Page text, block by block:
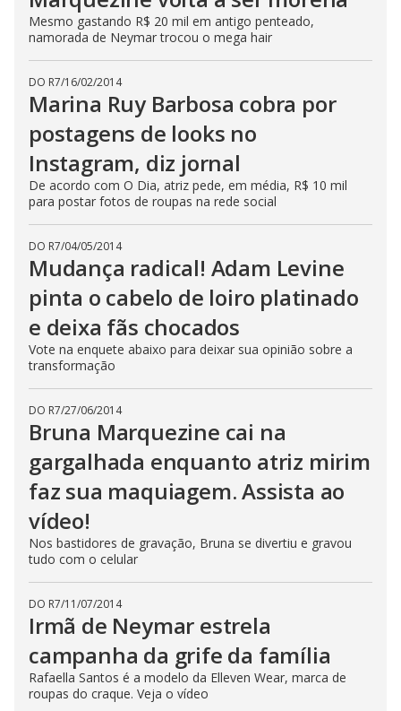
Mesmo gastando R$ 20 mil em antigo penteado,
namorada de Neymar trocou o mega hair
DO R7/16/02/2014
Marina Ruy Barbosa cobra por
postagens de looks no
Instagram, diz jornal
De acordo com O Dia, atriz pede, em média, R$ 10 mil
para postar fotos de roupas na rede social
DO R7/04/05/2014
Mudança radical! Adam Levine
pinta o cabelo de loiro platinado
e deixa fãs chocados
Vote na enquete abaixo para deixar sua opinião sobre a
transformação
DO R7/27/06/2014
Bruna Marquezine cai na
gargalhada enquanto atriz mirim
faz sua maquiagem. Assista ao
vídeo!
Nos bastidores de gravação, Bruna se divertiu e gravou
tudo com o celular
DO R7/11/07/2014
Irmã de Neymar estrela
campanha da grife da família
Rafaella Santos é a modelo da Elleven Wear, marca de
roupas do craque. Veja o vídeo